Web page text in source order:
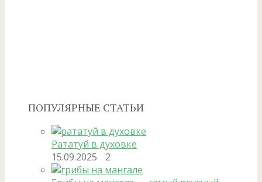
ПОПУЛЯРНЫЕ СТАТЬИ
Рататуй в духовке
15.09.2025
2